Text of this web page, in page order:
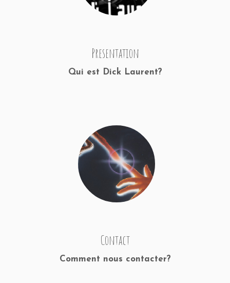
Presentation
Qui est Dick Laurent?
Contact
Comment nous contacter?